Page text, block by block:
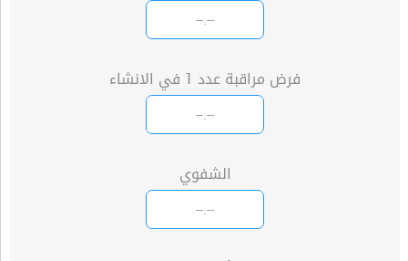
فرض مراقبة عدد 1 في الانشاء
الشفوي